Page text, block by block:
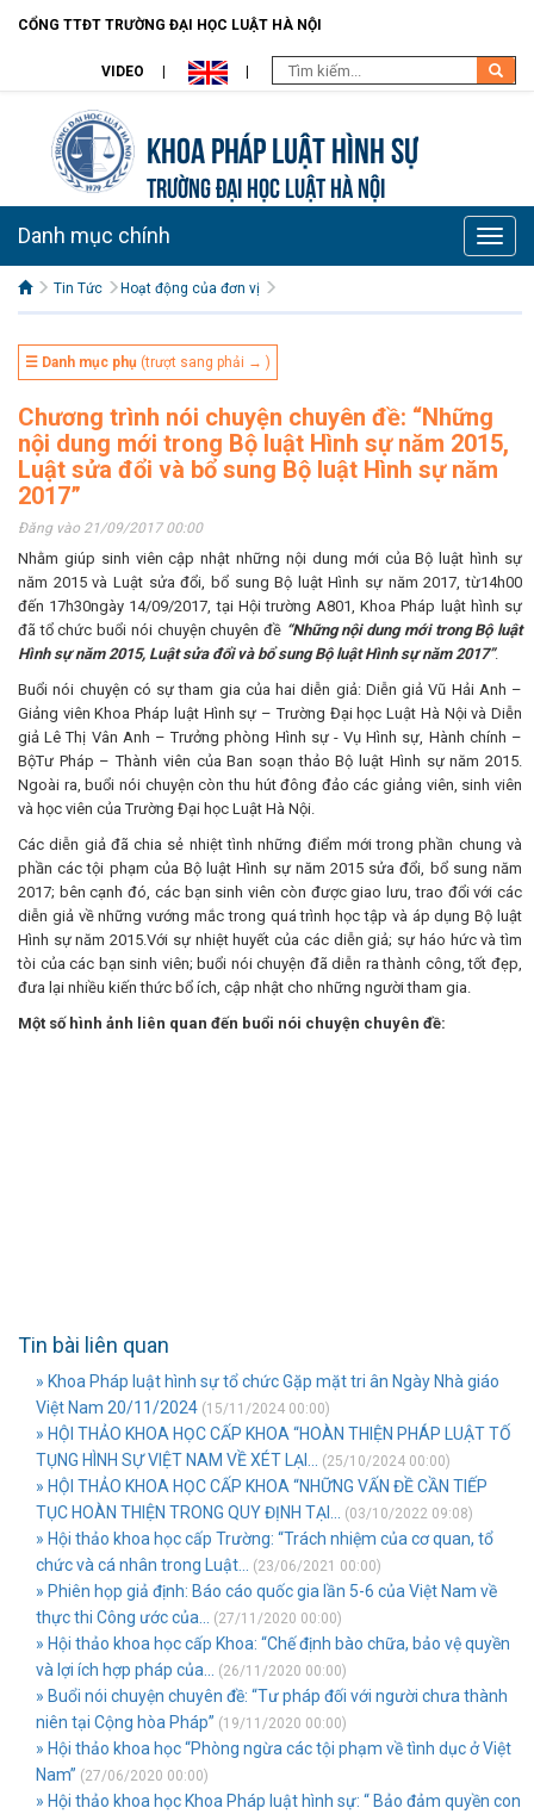
CỔNG TTĐT TRƯỜNG ĐẠI HỌC LUẬT HÀ NỘI
VIDEO
Khoa pháp luật Hình sự
TRƯỜNG ĐẠI HỌC LUẬT HÀ NỘI
Toggle
Danh mục chính
Tin Tức Hoạt động của đơn vị
☰ Danh mục phụ (trượt sang phải → )
Chương trình nói chuyện chuyên đề: “Những
nội dung mới trong Bộ luật Hình sự năm 2015,
Luật sửa đổi và bổ sung Bộ luật Hình sự năm
2017”
Đăng vào 21/09/2017 00:00
Nhằm giúp sinh viên cập nhật những nội dung mới của Bộ luật hình sự
năm 2015 và Luật sửa đổi, bổ sung Bộ luật Hình sự năm 2017, từ14h00
đến 17h30ngày 14/09/2017, tại Hội trường A801, Khoa Pháp luật hình sự
đã tổ chức buổi nói chuyện chuyên đề “Những nội dung mới trong Bộ luật
Hình sự năm 2015, Luật sửa đổi và bổ sung Bộ luật Hình sự năm 2017”.
Buổi nói chuyện có sự tham gia của hai diễn giả: Diễn giả Vũ Hải Anh –
Giảng viên Khoa Pháp luật Hình sự – Trường Đại học Luật Hà Nội và Diễn
giả Lê Thị Vân Anh – Trưởng phòng Hình sự - Vụ Hình sự, Hành chính –
BộTư Pháp – Thành viên của Ban soạn thảo Bộ luật Hình sự năm 2015.
Ngoài ra, buổi nói chuyện còn thu hút đông đảo các giảng viên, sinh viên
và học viên của Trường Đại học Luật Hà Nội.
Các diễn giả đã chia sẻ nhiệt tình những điểm mới trong phần chung và
phần các tội phạm của Bộ luật Hình sự năm 2015 sửa đổi, bổ sung năm
2017; bên cạnh đó, các bạn sinh viên còn được giao lưu, trao đổi với các
diễn giả về những vướng mắc trong quá trình học tập và áp dụng Bộ luật
Hình sự năm 2015.Với sự nhiệt huyết của các diễn giả; sự háo hức và tìm
tòi của các bạn sinh viên; buổi nói chuyện đã diễn ra thành công, tốt đẹp,
đưa lại nhiều kiến thức bổ ích, cập nhật cho những người tham gia.
Một số hình ảnh liên quan đến buổi nói chuyện chuyên đề:
Tin bài liên quan
» Khoa Pháp luật hình sự tổ chức Gặp mặt tri ân Ngày Nhà giáo
Việt Nam 20/11/2024 (15/11/2024 00:00)
» HỘI THẢO KHOA HỌC CẤP KHOA “HOÀN THIỆN PHÁP LUẬT TỐ
TỤNG HÌNH SỰ VIỆT NAM VỀ XÉT LẠI...
(25/10/2024 00:00)
» HỘI THẢO KHOA HỌC CẤP KHOA “NHỮNG VẤN ĐỀ CẦN TIẾP
TỤC HOÀN THIỆN TRONG QUY ĐỊNH TẠI...
(03/10/2022 09:08)
» Hội thảo khoa học cấp Trường: “Trách nhiệm của cơ quan, tổ
chức và cá nhân trong Luật...
(23/06/2021 00:00)
» Phiên họp giả định: Báo cáo quốc gia lần 5-6 của Việt Nam về
thực thi Công ước của...
(27/11/2020 00:00)
» Hội thảo khoa học cấp Khoa: “Chế định bào chữa, bảo vệ quyền
và lợi ích hợp pháp của...
(26/11/2020 00:00)
» Buổi nói chuyện chuyên đề: “Tư pháp đối với người chưa thành
niên tại Cộng hòa Pháp” (19/11/2020 00:00)
» Hội thảo khoa học “Phòng ngừa các tội phạm về tình dục ở Việt
Nam” (27/06/2020 00:00)
» Hội thảo khoa học Khoa Pháp luật hình sự: “ Bảo đảm quyền con